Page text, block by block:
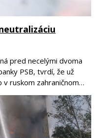
pred necelými dvoma
PSB, tvrdí, že už
ruskom zahraničnom…